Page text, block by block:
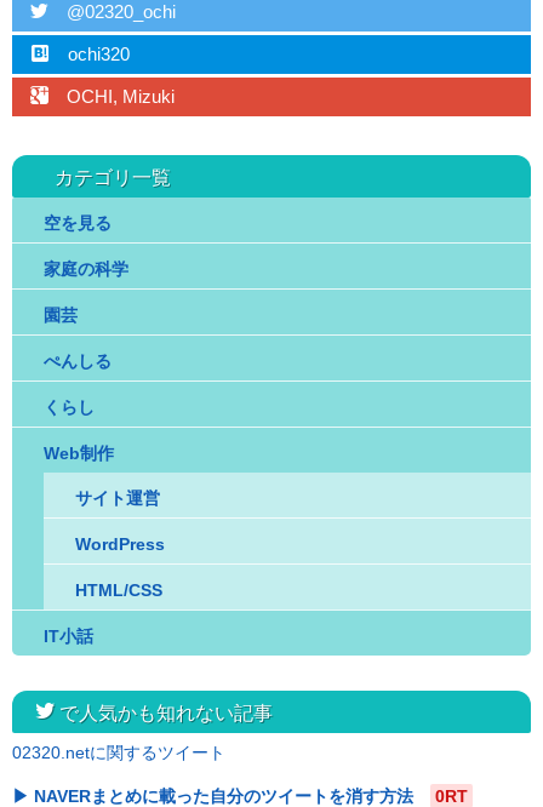
twitter @02320_ochi
hatebu ochi320
googleplus OCHI, Mizuki
カテゴリ一覧
空を見る
家庭の科学
園芸
ぺんしる
くらし
Web制作
サイト運営
WordPress
HTML/CSS
IT小話
twitterで人気かも知れない記事
02320.netに関するツイート
NAVERまとめに載った自分のツイートを消す方法 0RT